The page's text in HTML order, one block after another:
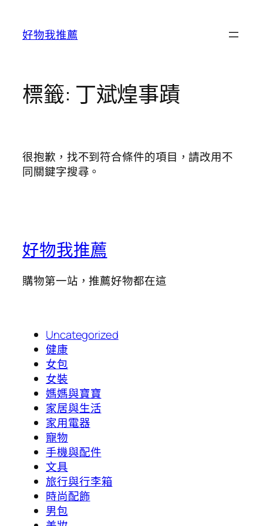
好物我推薦
標籤: 丁斌煌事蹟
很抱歉，找不到符合條件的項目，請改用不
同關鍵字搜尋。
好物我推薦
購物第一站，推薦好物都在這
Uncategorized
健康
女包
女裝
媽媽與寶寶
家居與生活
家用電器
寵物
手機與配件
文具
旅行與行李箱
時尚配飾
男包